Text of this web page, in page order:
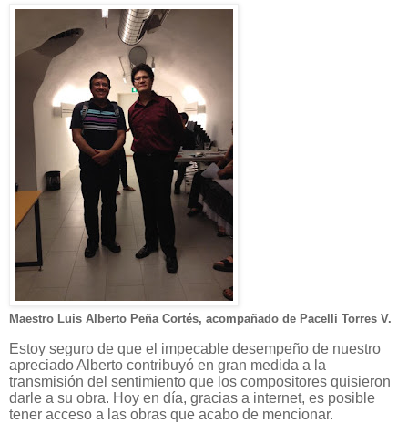
Maestro Luis Alberto Peña Cortés, acompañado de Pacelli Torres V.
Estoy seguro de que el impecable desempeño de nuestro
apreciado Alberto contribuyó en gran medida a la
transmisión del sentimiento que los compositores quisieron
darle a su obra. Hoy en día, gracias a internet, es posible
tener acceso a las obras que acabo de mencionar.